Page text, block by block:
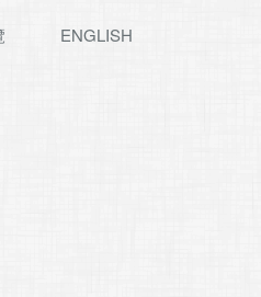
ENGLISH